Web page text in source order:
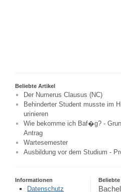
Beliebte Artikel
Der Numerus Clausus (NC)
Behinderter Student musste im
urinieren
Wie bekomme ich Baf�g? -
Antrag
Wartesemester
Ausbildung vor dem Studium -
Informationen
Datenschutz
Beliebte